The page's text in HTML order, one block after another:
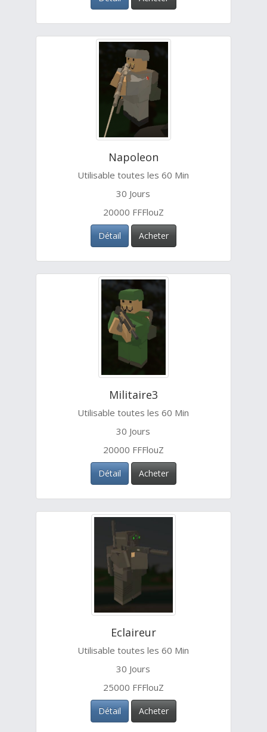
Napoleon
Utilisable toutes les 60 Min
30 Jours
20000 FFFlouZ
Détail Acheter
Militaire3
Utilisable toutes les 60 Min
30 Jours
20000 FFFlouZ
Détail Acheter
Eclaireur
Utilisable toutes les 60 Min
30 Jours
25000 FFFlouZ
Détail Acheter